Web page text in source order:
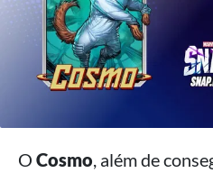
O Cosmo, além de